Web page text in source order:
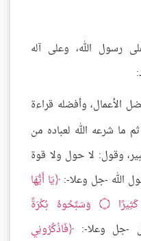
رسول الله، وعلى آله
الأعمال، وأفضله قراءة
ما شرعه الله لعباده من
وقول: لا حول ولا قوة
الله -جل وعلا-: يَا أَيُّهَا
وَسَبِّحُوهُ بُكْرَةً
فَاذْكُرُونِي